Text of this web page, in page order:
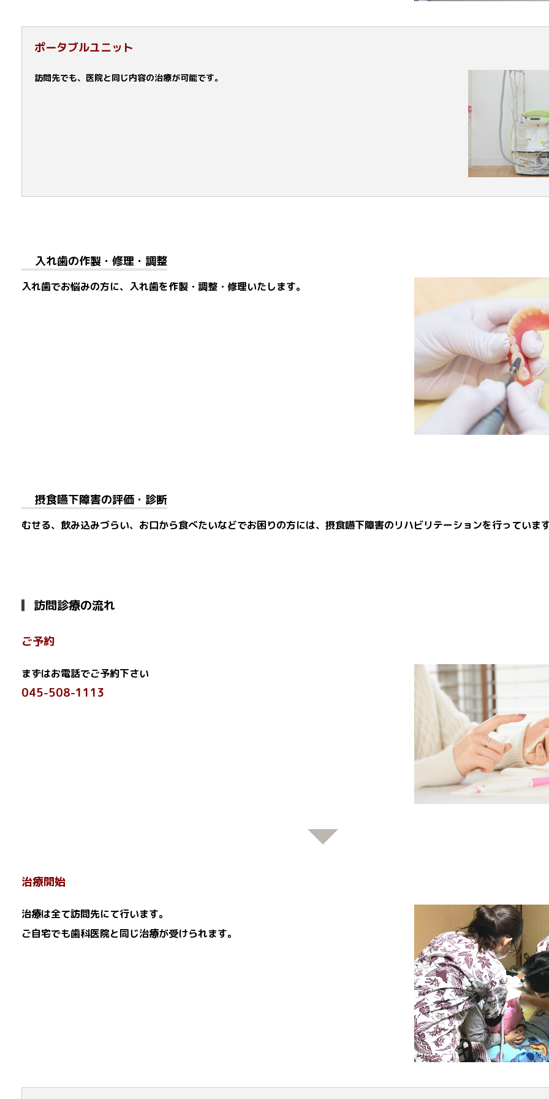
ポータブルユニット
訪問先でも、医院と同じ内容の治療が可能です。
入れ歯の作製・修理・調整
入れ歯でお悩みの方に、入れ歯を作製・調整・修理いたします。
摂食嚥下障害の評価・診断
むせる、飲み込みづらい、お口から食べたいなどでお困りの方には、摂食嚥下障害のリハビリテーションを行っていま
訪問診療の流れ
ご予約
まずはお電話でご予約下さい
045-508-1113
治療開始
治療は全て訪問先にて行います。
ご自宅でも歯科医院と同じ治療が受けられます。